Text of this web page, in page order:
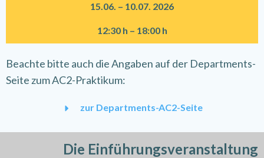
15.06. – 10.07. 2026
12:30 h – 18:00 h
Beachte bitte auch die Angaben auf der Departments-
Seite zum AC2-Praktikum:
zur Departments-AC2-Seite
Die Einführungsveranstaltung